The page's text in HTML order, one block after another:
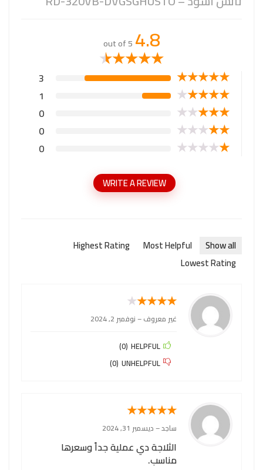
4.8
out of 5
★
★
★
★
★
★
★
★
★
★
3
★
★
★
★
★
1
★
★
★
★
★
0
★
★
★
★
★
0
★
★
★
★
★
0
WRITE A REVIEW
Show all
Most Helpful
Highest Rating
Lowest Rating
★
★
★
★
★
غير معروف–نوفمبر 2, 2024
HELPFUL
(
0
)
UNHELPFUL
(
0
)
★
★
★
★
★
ساجد–ديسمبر 31, 2024
الثلاجة دي عملية جداً وسعرها
مناسب.